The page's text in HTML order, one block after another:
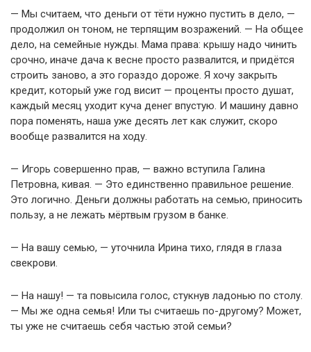
— Мы считаем, что деньги от тёти нужно пустить в дело, —
продолжил он тоном, не терпящим возражений. — На общее
дело, на семейные нужды. Мама права: крышу надо чинить
срочно, иначе дача к весне просто развалится, и придётся
строить заново, а это гораздо дороже. Я хочу закрыть
кредит, который уже год висит — проценты просто душат,
каждый месяц уходит куча денег впустую. И машину давно
пора поменять, наша уже десять лет как служит, скоро
вообще развалится на ходу.
— Игорь совершенно прав, — важно вступила Галина
Петровна, кивая. — Это единственно правильное решение.
Это логично. Деньги должны работать на семью, приносить
пользу, а не лежать мёртвым грузом в банке.
— На вашу семью, — уточнила Ирина тихо, глядя в глаза
свекрови.
— На нашу! — та повысила голос, стукнув ладонью по столу.
— Мы же одна семья! Или ты считаешь по-другому? Может,
ты уже не считаешь себя частью этой семьи?